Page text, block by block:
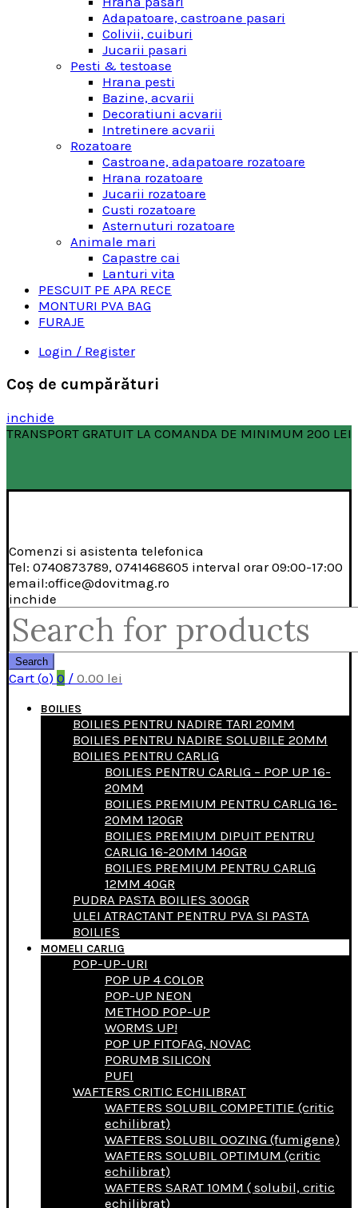
Adapatoare, castroane pasari
Colivii, cuiburi
Jucarii pasari
Pesti & testoase
Hrana pesti
Bazine, acvarii
Decoratiuni acvarii
Intretinere acvarii
Rozatoare
Castroane, adapatoare rozatoare
Hrana rozatoare
Jucarii rozatoare
Custi rozatoare
Asternuturi rozatoare
Animale mari
Capastre cai
Lanturi vita
PESCUIT PE APA RECE
MONTURI PVA BAG
FURAJE
Login / Register
Coş de cumpărături
inchide
TRANSPORT GRATUIT LA COMANDA DE MINIMUM 200 LEI
Comenzi si asistenta telefonica
Tel: 0740873789, 0741468605 interval orar 09:00-17:00
email:office@dovitmag.ro
inchide
Search
for:
Search
Cart (o) 0 / 0.00 lei
BOILIES
BOILIES PENTRU NADIRE TARI 20MM
BOILIES PENTRU NADIRE SOLUBILE 20MM
BOILIES PENTRU CARLIG
BOILIES PENTRU CARLIG – POP UP 16-
20MM
BOILIES PREMIUM PENTRU CARLIG 16-
20MM 120GR
BOILIES PREMIUM DIPUIT PENTRU
CARLIG 16-20MM 140GR
BOILIES PREMIUM PENTRU CARLIG
12MM 40GR
PUDRA PASTA BOILIES 300GR
ULEI ATRACTANT PENTRU PVA SI PASTA
BOILIES
MOMELI CARLIG
POP-UP-URI
POP UP 4 COLOR
POP-UP NEON
METHOD POP-UP
WORMS UP!
POP UP FITOFAG, NOVAC
PORUMB SILICON
PUFI
WAFTERS CRITIC ECHILIBRAT
WAFTERS SOLUBIL COMPETITIE (critic
echilibrat)
WAFTERS SOLUBIL OOZING (fumigene)
WAFTERS SOLUBIL OPTIMUM (critic
echilibrat)
WAFTERS SARAT 10MM ( solubil, critic
echilibrat)